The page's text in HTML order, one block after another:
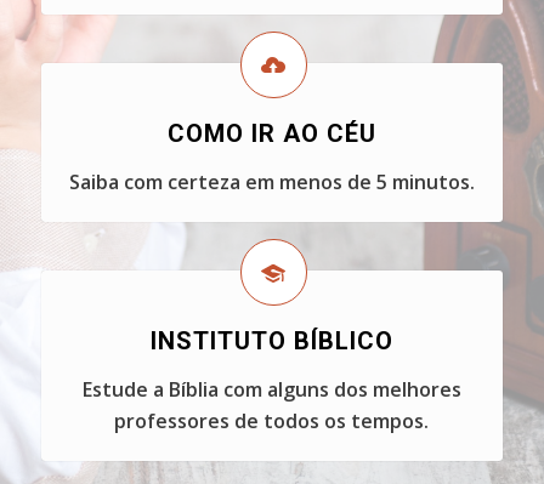
COMO IR AO CÉU
Saiba com certeza em menos de 5 minutos.
INSTITUTO BÍBLICO
Estude a Bíblia com alguns dos melhores
professores de todos os tempos.